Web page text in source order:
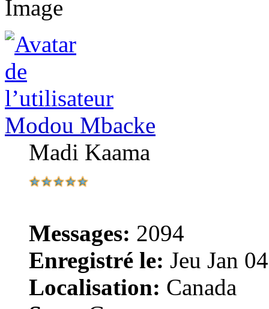
Modou Mbacke
Madi Kaama
Messages: 2094
Enregistré le: Jeu Jan
Localisation: Canada